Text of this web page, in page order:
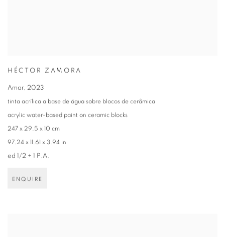
HÉCTOR ZAMORA
Amor, 2023
tinta acrílica a base de água sobre blocos de cerâmica
acrylic water-based paint on ceramic blocks
247 x 29,5 x 10 cm
97.24 x 11.61 x 3.94 in
ed 1/2 + 1 P.A.
ENQUIRE